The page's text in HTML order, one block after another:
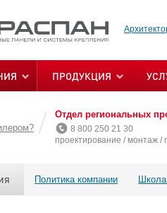
ПРОДУКЦИЯ
Отдел региональных
8 800 250 21 30
проектирование / монтаж /
Политика компании